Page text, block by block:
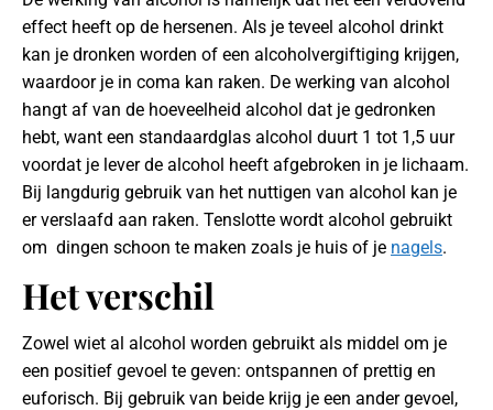
effect heeft op de hersenen. Als je teveel alcohol drinkt
kan je dronken worden of een alcoholvergiftiging krijgen,
waardoor je in coma kan raken. De werking van alcohol
hangt af van de hoeveelheid alcohol dat je gedronken
hebt, want een standaardglas alcohol duurt 1 tot 1,5 uur
voordat je lever de alcohol heeft afgebroken in je lichaam.
Bij langdurig gebruik van het nuttigen van alcohol kan je
er verslaafd aan raken. Tenslotte wordt alcohol gebruikt
om dingen schoon te maken zoals je huis of je nagels.
Het verschil
Zowel wiet al alcohol worden gebruikt als middel om je
een positief gevoel te geven: ontspannen of prettig en
euforisch. Bij gebruik van beide krijg je een ander gevoel,